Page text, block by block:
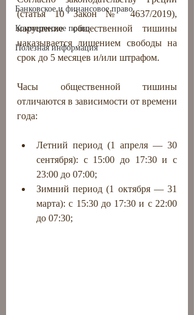
Банковское и финансовое право
Коммерческое право
Полезная информация
(статья 10 Закон № 4637/2019),
нарушение общественной тишины
наказывается лишением свободы на
срок до 5 месяцев и/или штрафом.
Часы общественной тишины
отличаются в зависимости от времени
года:
Летний период (1 апреля — 30
сентября): с 15:00 до 17:30 и с
23:00 до 07:00;
Зимний период (1 октября — 31
марта): с 15:30 до 17:30 и с 22:00
до 07:30;